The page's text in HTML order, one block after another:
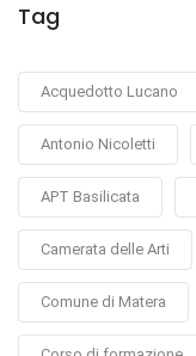
Tag
Acquedotto Lucano
Antonio Nicoletti
APT Basilicata
Camerata delle Arti
Comune di Matera